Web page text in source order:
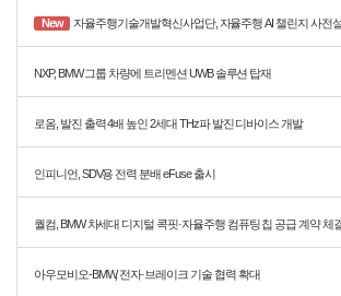
New 자율주행기술개발혁신사업단, 자율주행 AI 챌린지 사전
NXP, BMW 그룹 차량에 트리멘션 UWB 솔루션 탑재
로옴, 발진 출력 4배 높인 2세대 THz파 발진 디바이스 개발
인피니언, SDV용 전력 분배 eFuse 출시
퀄컴, BMW 차세대 디지털 콕핏·자율주행 컴퓨팅 칩 공급 계약 체
아우모비오-BMW, 전자·브레이크 기술 협력 확대